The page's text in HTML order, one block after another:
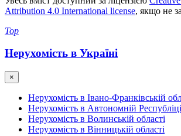
Attribution 4.0 International license, якщо не
Top
Нерухомість в Україні
×
Нерухомість в Івано-Франківській
Нерухомість в Автономній
Нерухомість в Волинській області
Нерухомість в Вінницькій області